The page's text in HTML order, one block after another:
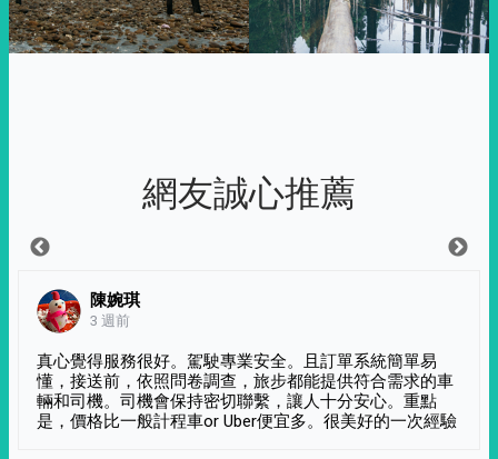
網友誠心推薦
陳婉琪
3 週前
真心覺得服務很好。駕駛專業安全。且訂單系統簡單易
懂，接送前，依照問卷調查，旅步都能提供符合需求的車
輛和司機。司機會保持密切聯繫，讓人十分安心。重點
是，價格比一般計程車or Uber便宜多。很美好的一次經驗